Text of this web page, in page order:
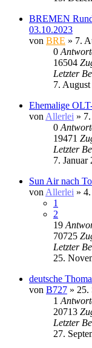
BREMEN
03.10.2023
von BRE » 7.
0
16504
Letzter
7.
Ehemalige
von Allerlei »
0
19471
Letzter
7. Januar
Sun Air nach
von Allerlei »
1
2
19
70725
Letzter
25.
deutsche
von B727 » 25.
1
20713
Letzter
27.